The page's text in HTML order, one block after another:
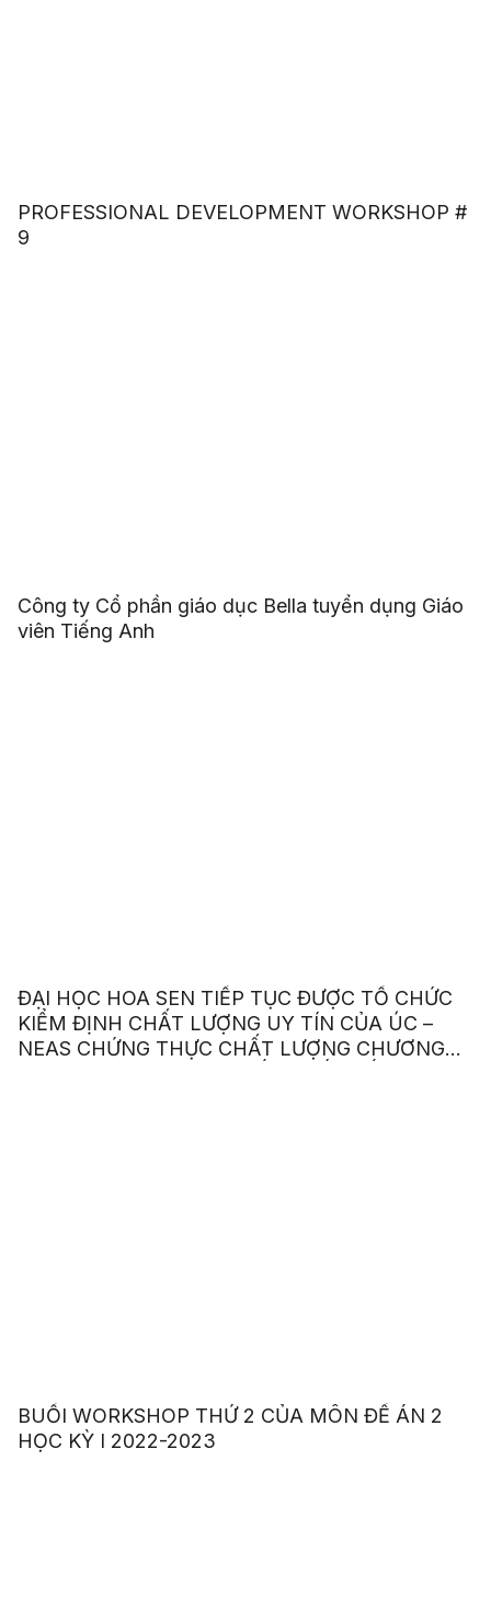
PROFESSIONAL DEVELOPMENT WORKSHOP #
9
Công ty Cổ phần giáo dục Bella tuyển dụng Giáo
viên Tiếng Anh
ĐẠI HỌC HOA SEN TIẾP TỤC ĐƯỢC TỔ CHỨC
KIỂM ĐỊNH CHẤT LƯỢNG UY TÍN CỦA ÚC –
NEAS CHỨNG THỰC CHẤT LƯỢNG CHƯƠNG
BUỔI WORKSHOP THỨ 2 CỦA MÔN ĐỀ ÁN 2
HỌC KỲ I 2022-2023